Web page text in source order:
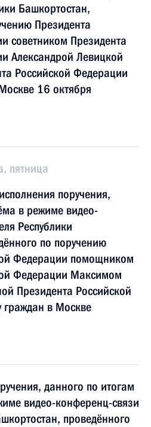
Башкортостан,
Президента
советником Президента
Александрой Левицкой
Российской Федерации
16 октября
пятница
поручения,
в режиме видео-
Республики
по поручению
Федерации помощником
Федерации Максимом
Президента Российской
в Москве
данного по итогам
видео-конференц-связи
проведённого